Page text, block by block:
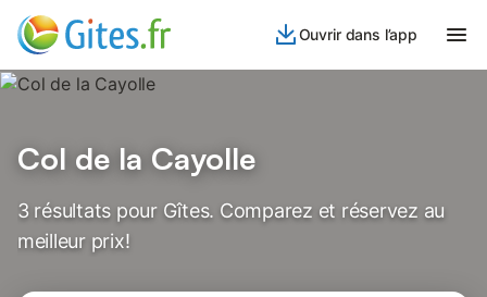
Ouvrir dans l’app
Col de la Cayolle
3 résultats pour Gîtes. Comparez et réservez au
meilleur prix!